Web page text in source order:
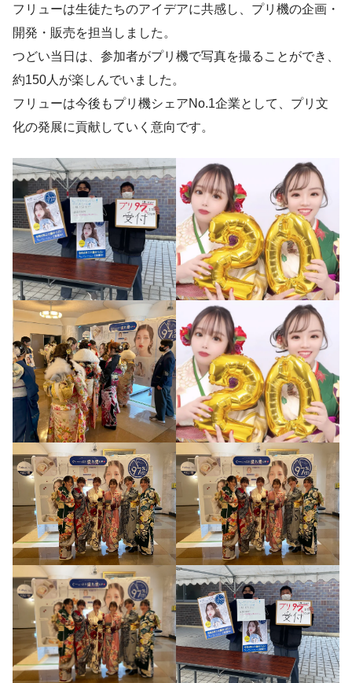
フリューは生徒たちのアイデアに共感し、プリ機の企画・
開発・販売を担当しました。
つどい当日は、参加者がプリ機で写真を撮ることができ、
約150人が楽しんでいました。
フリューは今後もプリ機シェアNo.1企業として、プリ文
化の発展に貢献していく意向です。